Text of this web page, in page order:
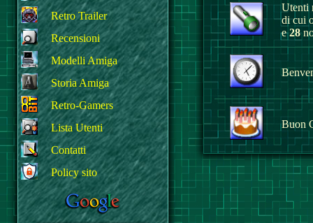
Retro Trailer
Recensioni
Modelli Amiga
Storia Amiga
Retro-Gamers
Lista Utenti
Contatti
Policy sito
Utenti
di cui
e28
Buon